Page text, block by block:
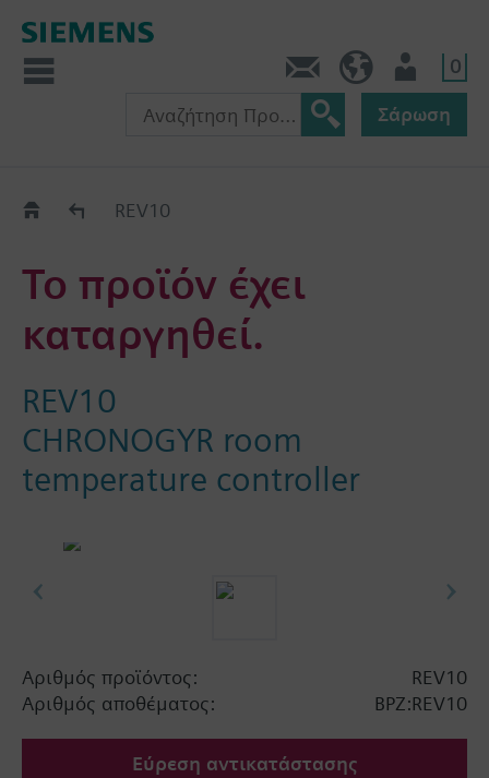
0
Σάρωση
Old2NewREV10
Το προϊόν έχει
καταργηθεί.
REV10
CHRONOGYR room
temperature controller
Αριθμός προϊόντος:
REV10
Αριθμός αποθέματος:
BPZ:REV10
Εύρεση αντικατάστασης